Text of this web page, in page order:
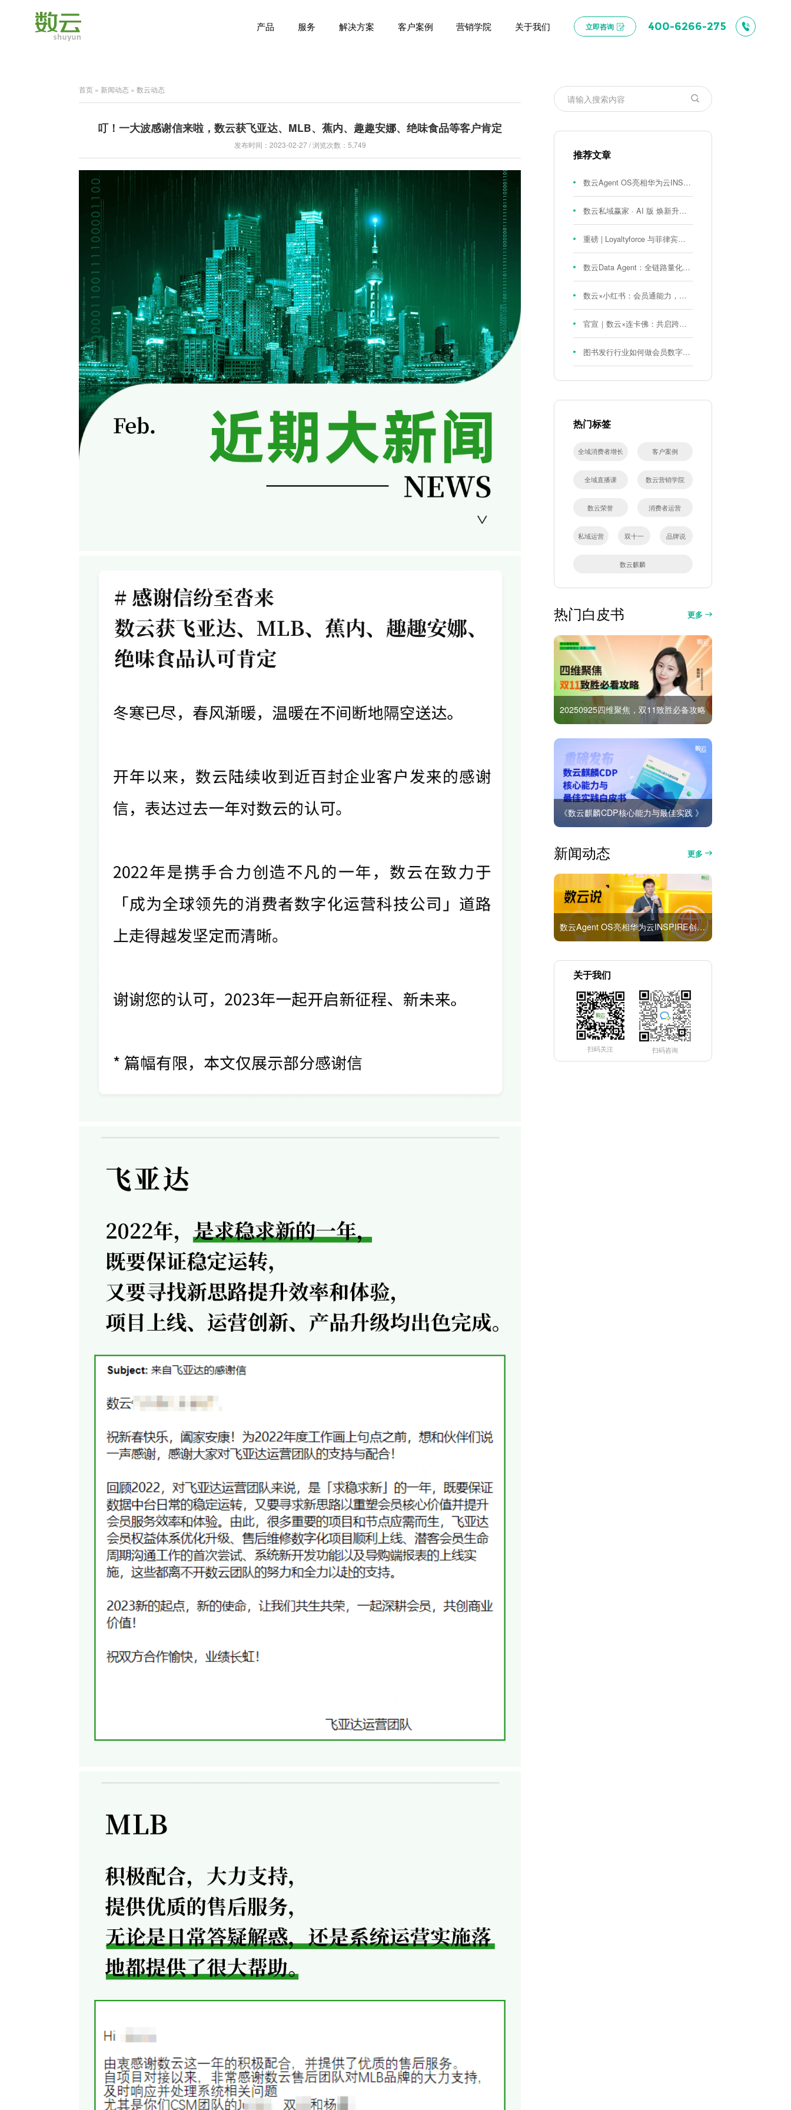
产品 服务 解决方案 客户案例 营销学院 关于我们 立即咨询 400-6266-275
首页 » 新闻动态 »数云动态
叮！一大波感谢信来啦，数云获飞亚达、MLB、蕉内、趣趣安娜、绝味食品等客户肯定
发布时间：2023-02-27 / 浏览次数：5,749
推荐文章
数云Agent OS亮相华为云INSPIRE创想者大会：以AI重构消费者运营与零售营销新范式
数云私域赢家 · AI 版 焕新升级！
重磅 | Loyaltyforce 与菲律宾零售巨头 SM 集团达成战略合作，携手开启 SMAC 会员数智化运营新征程
数云Data Agent：全链路量化评测体系，炼就零售数据分析精准力
数云×小红书：会员通能力，重磅发布！
官宣｜数云×连卡佛：共启跨境会员运营新征程，重塑消费联结新体验
图书发行行业如何做会员数字化?河南新华书店给打了个样！
热门标签
全域消费者增长 客户案例
全域直播课 数云营销学院
数云荣誉 消费者运营
私域运营 双十一 品牌说
数云麒麟
热门白皮书 更多
20250925四维聚焦，双11致胜必备攻略
《数云麒麟CDP核心能力与最佳实践 》
新闻动态 更多
数云Agent OS亮相华为云INSPIRE创想者大会：以AI重构消费者运营与零售营销新范式
关于我们
扫码关注 扫码咨询